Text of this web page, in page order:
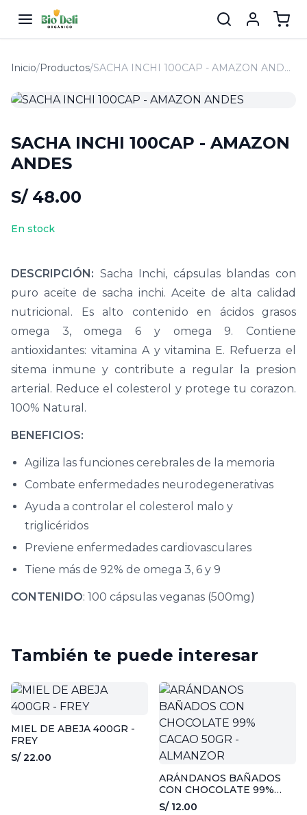
Inicio/Productos/ SACHA INCHI 100CAP - AMAZON ANDES
SACHA INCHI 100CAP - AMAZON
ANDES
S/ 48.00
En stock
DESCRIPCIÓN: Sacha Inchi, cápsulas blandas con
puro aceite de sacha inchi. Aceite de alta calidad
nutricional. Es alto contenido en ácidos grasos
omega 3, omega 6 y omega 9. Contiene
antioxidantes: vitamina A y vitamina E. Refuerza el
sitema inmune y contribute a regular la presion
arterial. Reduce el colesterol y protege tu corazon.
100% Natural.
BENEFICIOS:
Agiliza las funciones cerebrales de la memoria
Combate enfermedades neurodegenerativas
Ayuda a controlar el colesterol malo y
triglicéridos
Previene enfermedades cardiovasculares
Tiene más de 92% de omega 3, 6 y 9
CONTENIDO: 100 cápsulas veganas (500mg)
También te puede interesar
MIEL DE ABEJA 400GR -
FREY
S/ 22.00
ARÁNDANOS BAÑADOS
CON CHOCOLATE 99%
CACAO 50GR - ALMANZOR
S/ 12.00